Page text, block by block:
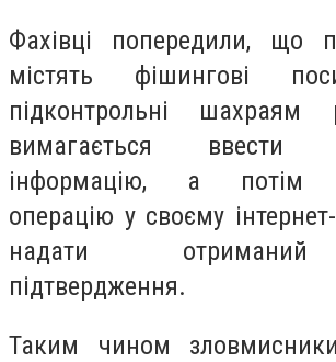
Фахівці попередили, що
містять фішингові
підконтрольні шахраям
вимагається ввести
інформацію, а потім
операцію у своєму
надати
підтвердження.
Таким чином